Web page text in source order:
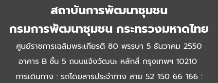
สถาบันการพัฒนาชุมชน
กรมการพัฒนาชุมชน กระทรวงมหาดไทย
ศูนย์ราชการเฉลิมพระเกียรติ 80 พรรษา 5 ธันวาคม 2550
อาคาร B ชั้น 5 ถนนแจ้งวัฒนะ หลักสี่ กรุงเทพฯ 10210
การเดินทาง : รถโดยสารประจำทาง สาย 52 150 66 166 :